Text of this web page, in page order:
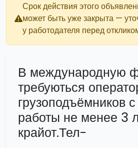
Срок действия этого
может быть уже закрыта —
у работодателя перед
В международную
требуються
грузоподъёмников
работы не менее 3
крайот.Тел-